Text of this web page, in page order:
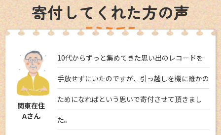
寄付してくれた方の声
関東在住
Aさん
10代からずっと集めてきた思い出のレコードを
手放せずにいたのですが、引っ越しを機に誰かの
ためになればという思いで寄付させて頂きまし
た。